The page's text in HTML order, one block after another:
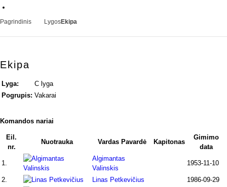
Pagrindinis LygosEkipa
Ekipa
Lyga:
C lyga
Pogrupis: Vakarai
Komandos nariai
Eil.
nr.
Nuotrauka Vardas Pavardė Kapitonas
Gimimo
data
1.
Algimantas
Valinskis
1953-11-10
2. Linas Petkevičius
1986-09-29